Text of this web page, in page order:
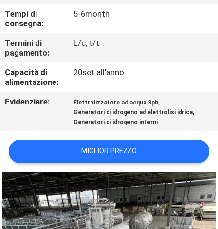
CONTATTACI
NOTIZIE
CASI
RICHIEDI UN
PREVENTIVO
NEWS
MAPPA
DEL
SITO
Tempi di
consegna:
5-6month
Termini di
pagamento:
L/c, t/t
Capacità di
alimentazione:
20set all'anno
Evidenziare: Elettrolizzatore ad acqua 3ph,
Generatori di idrogeno ad elettroli­si idrica,
Generatori di idrogeno interni
MIGLIOR PREZZO